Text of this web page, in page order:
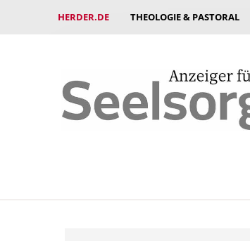
HERDER.DE THEOLOGIE & PASTORAL